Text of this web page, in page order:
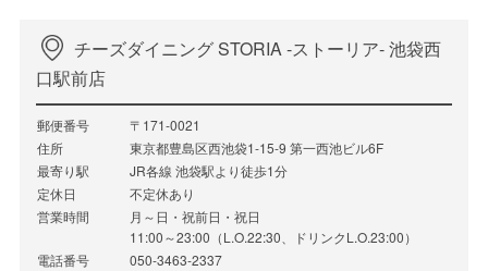
チーズダイニング STORIA ‐ストーリア‐ 池袋西
口駅前店
郵便番号
〒171-0021
住所
東京都豊島区西池袋1-15-9 第一西池ビル6F
最寄り駅
JR各線 池袋駅より徒歩1分
定休日
不定休あり
営業時間
月～日・祝前日・祝日
11:00～23:00（L.O.22:30、ドリンクL.O.23:00）
電話番号
050-3463-2337